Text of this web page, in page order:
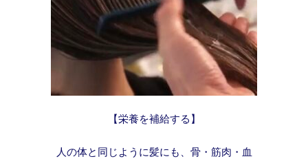
【栄養を補給する】
人の体と同じように髪にも、骨・筋肉・血